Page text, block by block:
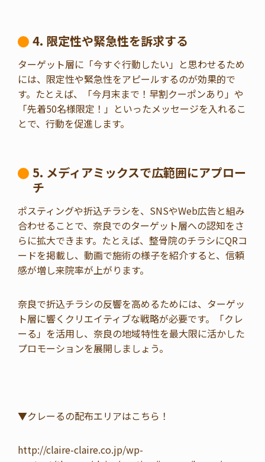
4. 限定性や緊急性を訴求する
ターゲット層に「今すぐ行動したい」と思わせるため
には、限定性や緊急性をアピールするのが効果的で
す。たとえば、「今月末まで！早割クーポンあり」や
「先着50名様限定！」といったメッセージを入れるこ
とで、行動を促進します。
5. メディアミックスで広範囲にアプロー
チ
ポスティングや折込チラシを、SNSやWeb広告と組み
合わせることで、奈良でのターゲット層への認知をさ
らに拡大できます。たとえば、整骨院のチラシにQRコ
ードを掲載し、動画で施術の様子を紹介すると、信頼
感が増し来院率が上がります。
奈良で折込チラシの反響を高めるためには、ターゲッ
ト層に響くクリエイティブな戦略が必要です。「クレ
ーる」を活用し、奈良の地域特性を最大限に活かした
プロモーションを展開しましょう。
▼クレーるの配布エリアはこちら！
http://claire-claire.co.jp/wp-